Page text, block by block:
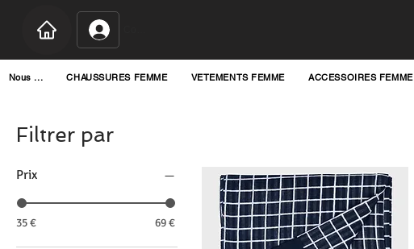
Nous ... CHAUSSURES FEMME VETEMENTS FEMME ACCESSOIRES FEMME
Filtrer par
Prix
35 € 69 €